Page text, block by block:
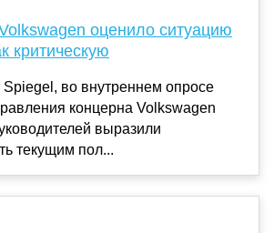
оценило ситуацию
критическую
во внутреннем опросе
концерна Volkswagen
выразили
текущим пол...